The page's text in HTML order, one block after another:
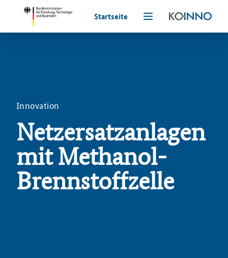
Startseite
Innovation
Netzersatzanlagen
mit Methanol-
Brennstoffzelle